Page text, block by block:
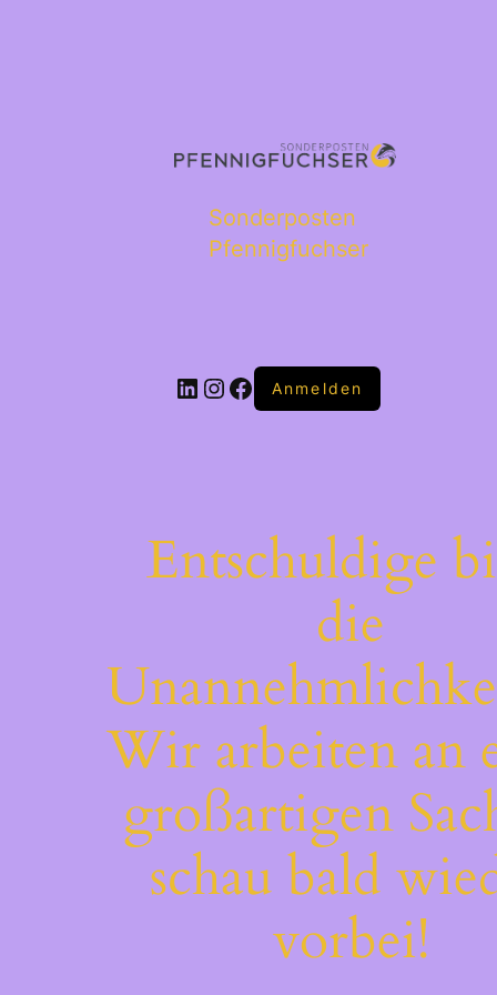
Sonderposten
Pfennigfuchser
Anmelden
Entschuldige
die
Wir arbeiten an
großartigen
schau bald
vorbei!